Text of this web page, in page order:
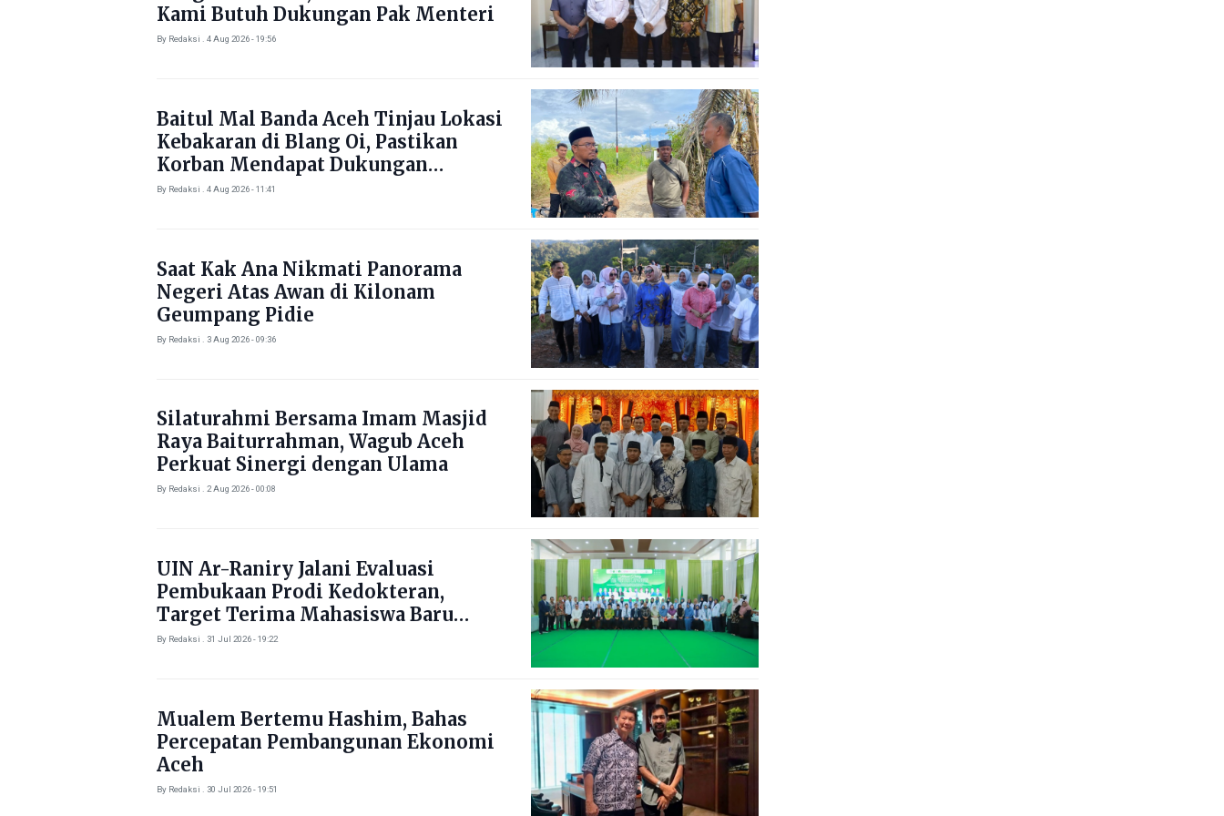
Kami Butuh Dukungan Pak Menteri
By Redaksi . 4 Aug 2026 - 19:56
Baitul Mal Banda Aceh Tinjau Lokasi
Kebakaran di Blang Oi, Pastikan
Korban Mendapat Dukungan
Kebutuhan Pokok
By Redaksi . 4 Aug 2026 - 11:41
Saat Kak Ana Nikmati Panorama
Negeri Atas Awan di Kilonam
Geumpang Pidie
By Redaksi . 3 Aug 2026 - 09:36
Silaturahmi Bersama Imam Masjid
Raya Baiturrahman, Wagub Aceh
Perkuat Sinergi dengan Ulama
By Redaksi . 2 Aug 2026 - 00:08
UIN Ar-Raniry Jalani Evaluasi
Pembukaan Prodi Kedokteran,
Target Terima Mahasiswa Baru
Tahun Ini
By Redaksi . 31 Jul 2026 - 19:22
Mualem Bertemu Hashim, Bahas
Percepatan Pembangunan Ekonomi
Aceh
By Redaksi . 30 Jul 2026 - 19:51